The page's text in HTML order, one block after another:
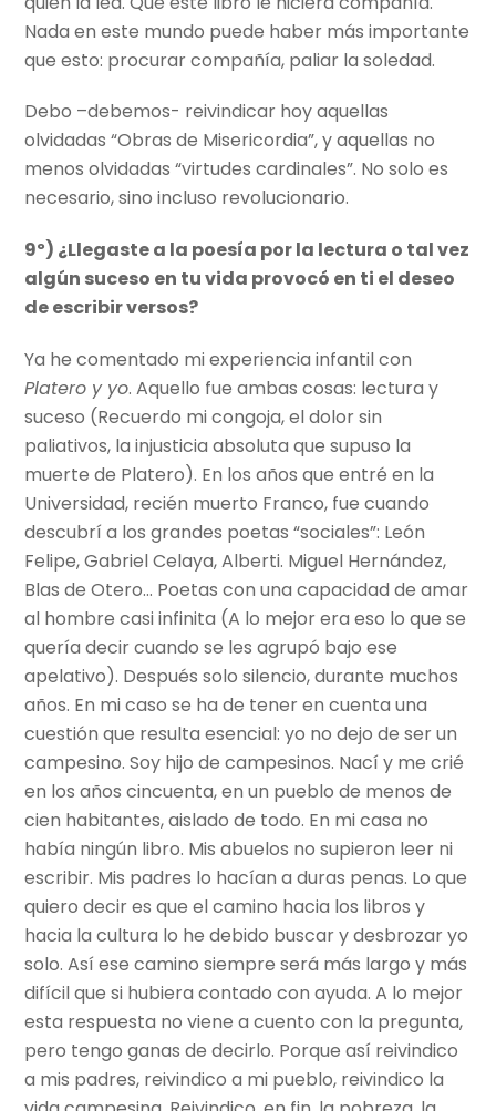
Nada en este mundo puede haber más importante
que esto: procurar compañía, paliar la soledad.
Debo –debemos- reivindicar hoy aquellas
olvidadas “Obras de Misericordia”, y aquellas no
menos olvidadas “virtudes cardinales”. No solo es
necesario, sino incluso revolucionario.
9º) ¿Llegaste a la poesía por la lectura o tal vez
algún suceso en tu vida provocó en ti el deseo
de escribir versos?
Ya he comentado mi experiencia infantil con
Platero y yo. Aquello fue ambas cosas: lectura y
suceso (Recuerdo mi congoja, el dolor sin
paliativos, la injusticia absoluta que supuso la
muerte de Platero). En los años que entré en la
Universidad, recién muerto Franco, fue cuando
descubrí a los grandes poetas “sociales”: León
Felipe, Gabriel Celaya, Alberti. Miguel Hernández,
Blas de Otero… Poetas con una capacidad de amar
al hombre casi infinita (A lo mejor era eso lo que se
quería decir cuando se les agrupó bajo ese
apelativo). Después solo silencio, durante muchos
años. En mi caso se ha de tener en cuenta una
cuestión que resulta esencial: yo no dejo de ser un
campesino. Soy hijo de campesinos. Nací y me crié
en los años cincuenta, en un pueblo de menos de
cien habitantes, aislado de todo. En mi casa no
había ningún libro. Mis abuelos no supieron leer ni
escribir. Mis padres lo hacían a duras penas. Lo que
quiero decir es que el camino hacia los libros y
hacia la cultura lo he debido buscar y desbrozar yo
solo. Así ese camino siempre será más largo y más
difícil que si hubiera contado con ayuda. A lo mejor
esta respuesta no viene a cuento con la pregunta,
pero tengo ganas de decirlo. Porque así reivindico
a mis padres, reivindico a mi pueblo, reivindico la